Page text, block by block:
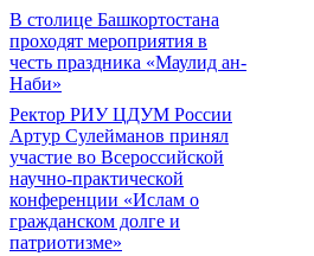
В столице Башкортостана
проходят мероприятия в
честь праздника «Маулид ан-
Наби»
Ректор РИУ ЦДУМ России
Артур Сулейманов принял
участие во Всероссийской
научно-практической
конференции «Ислам о
гражданском долге и
патриотизме»